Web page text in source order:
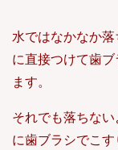
水ではなかなか
に直接つけて歯
ます。
それでも落ちな
に歯ブラシでこす